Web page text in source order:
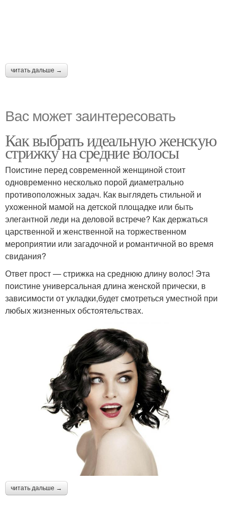
читать дальше →
Вас может заинтересовать
Как выбрать идеальную женскую
стрижку на средние волосы
Поистине перед современной женщиной стоит
одновременно несколько порой диаметрально
противоположных задач. Как выглядеть стильной и
ухоженной мамой на детской площадке или быть
элегантной леди на деловой встрече? Как держаться
царственной и женственной на торжественном
мероприятии или загадочной и романтичной во время
свидания?
Ответ прост — стрижка на среднюю длину волос! Эта
поистине универсальная длина женской прически, в
зависимости от укладки,будет смотреться уместной при
любых жизненных обстоятельствах.
читать дальше →